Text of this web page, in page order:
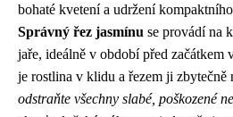
bohaté kvetení a udržení
Správný řez jasmínu se provádí na
jaře, ideálně v období před začátkem
je rostlina v klidu a řezem ji zbytečně
odstraňte všechny slabé, poškozené